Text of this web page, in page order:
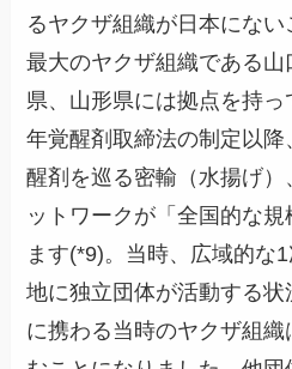
るヤクザ組織が日本にな
最大のヤクザ組織である
県、山形県には拠点を持
年覚醒剤取締法の制定以
醒剤を巡る密輸（水揚げ
ットワークが「全国的な
ます(*9)。当時、広域的な
地に独立団体が活動する状
に携わる当時のヤクザ組